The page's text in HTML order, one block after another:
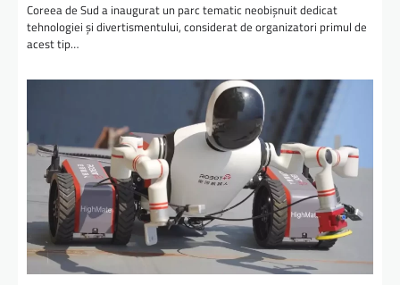
Coreea de Sud a inaugurat un parc tematic neobișnuit dedicat
tehnologiei și divertismentului, considerat de organizatori primul de
acest tip…